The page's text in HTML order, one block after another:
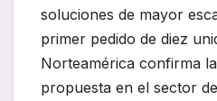
soluciones de mayor
primer pedido de diez
Norteamérica confirma
propuesta en el sector